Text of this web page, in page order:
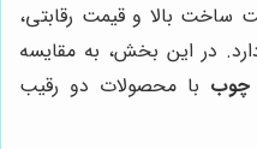
ساخت بالا و قیمت رقابتی،
در این بخش، به مقایسه
چوب با محصولات دو رقیب